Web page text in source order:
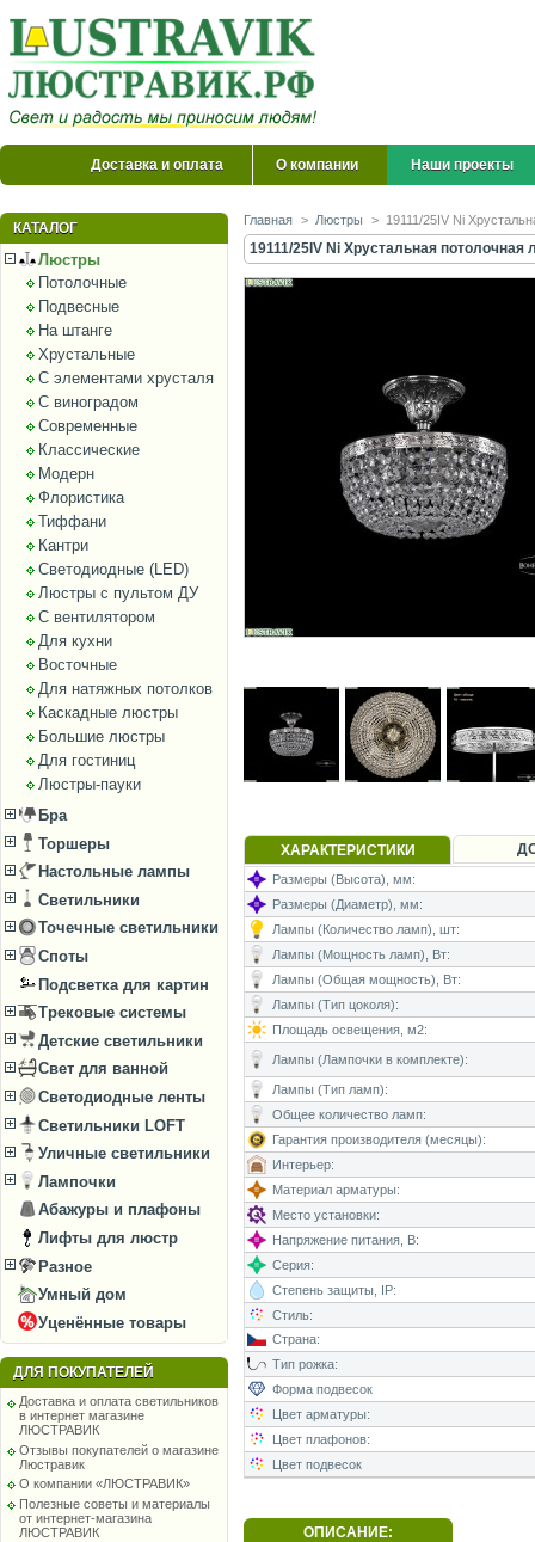
Доставка и оплата О компании Наши проекты
КАТАЛОГ
Люстры
Потолочные
Подвесные
На штанге
Хрустальные
С элементами хрусталя
С виноградом
Современные
Классические
Модерн
Флористика
Тиффани
Кантри
Светодиодные (LED)
Люстры с пультом ДУ
С вентилятором
Для кухни
Восточные
Для натяжных потолков
Каскадные люстры
Большие люстры
Для гостиниц
Люстры-пауки
Бра
Торшеры
Настольные лампы
Светильники
Точечные светильники
Споты
Подсветка для картин
Трековые системы
Детские светильники
Свет для ванной
Светодиодные ленты
Светильники LOFT
Уличные светильники
Лампочки
Абажуры и плафоны
Лифты для люстр
Разное
Умный дом
Уценённые товары
ДЛЯ ПОКУПАТЕЛЕЙ
Доставка и оплата светильников
в интернет магазине
ЛЮСТРАВИК
Отзывы покупателей о магазине
Люстравик
О компании «ЛЮСТРАВИК»
Полезные советы и материалы
от интернет-магазина
ЛЮСТРАВИК
Главная > Люстры > 19111/25IV Ni
19111/25IV Ni Хрустальная
ХАРАКТЕРИСТИКИ
Размеры (Высота), мм:
Размеры (Диаметр), мм:
Лампы (Количество ламп), шт:
Лампы (Мощность ламп), Вт:
Лампы (Общая мощность), Вт:
Лампы (Тип цоколя):
Площадь освещения, м2:
Лампы (Лампочки в комплекте):
Лампы (Тип ламп):
Общее количество ламп:
Гарантия производителя (месяцы):
Интерьер:
Материал арматуры:
Место установки:
Напряжение питания, В:
Серия:
Степень защиты, IP:
Стиль:
Страна:
Тип рожка:
Форма подвесок
Цвет арматуры:
Цвет плафонов:
Цвет подвесок
ОПИСАНИЕ: